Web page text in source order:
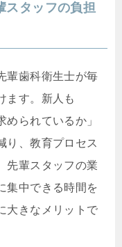
スタッフの負担
輩歯科衛生士が毎
ます。新人も
められているか」
り、教育プロセス
先輩スタッフの業
集中できる時間を
大きなメリットで